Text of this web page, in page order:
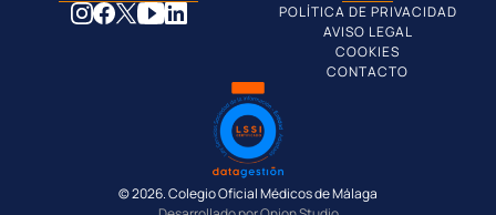
POLÍTICA DE PRIVACIDAD
AVISO LEGAL
COOKIES
CONTACTO
© 2026. Colegio Oficial Médicos de Málaga